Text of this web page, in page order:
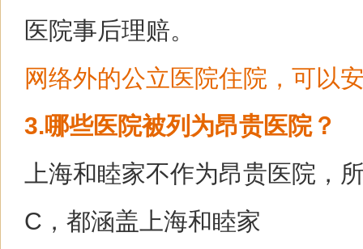
医院事后理赔。
网络外的公立医院住院，可以
3.哪些医院被列为昂贵医院？
上海和睦家不作为昂贵医院，
C，都涵盖上海和睦家